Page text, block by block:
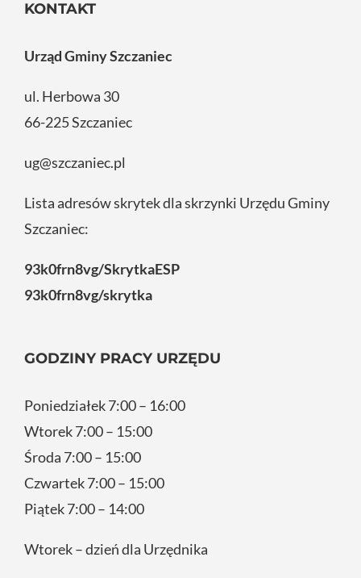
KONTAKT
Urząd Gminy Szczaniec
ul. Herbowa 30
66-225 Szczaniec
ug@szczaniec.pl
Lista adresów skrytek dla skrzynki Urzędu Gminy
Szczaniec:
93k0frn8vg/SkrytkaESP
93k0frn8vg/skrytka
GODZINY PRACY URZĘDU
Poniedziałek 7:00 – 16:00
Wtorek 7:00 – 15:00
Środa 7:00 – 15:00
Czwartek 7:00 – 15:00
Piątek 7:00 – 14:00
Wtorek – dzień dla Urzędnika